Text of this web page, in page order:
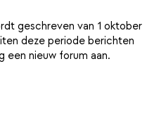
geschreven van 1 oktober
deze periode berichten
een nieuw forum aan.